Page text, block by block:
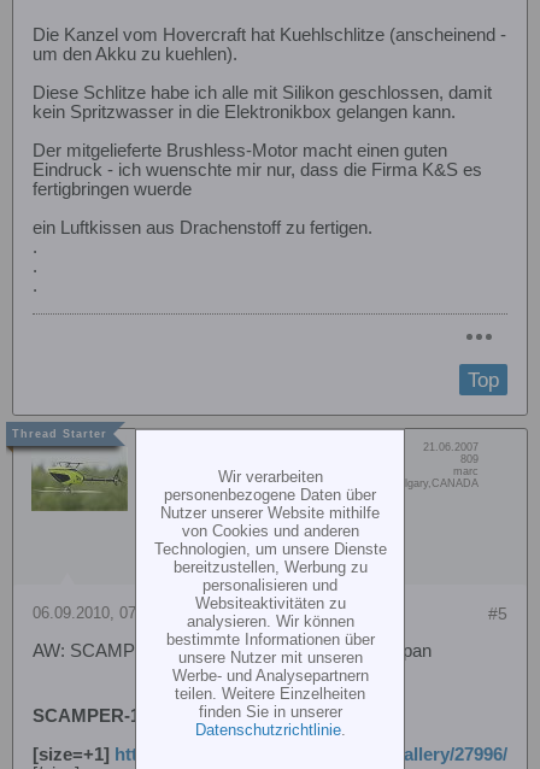
Die Kanzel vom Hovercraft hat Kuehlschlitze (anscheinend -
um den Akku zu kuehlen).
Diese Schlitze habe ich alle mit Silikon geschlossen, damit
kein Spritzwasser in die Elektronikbox gelangen kann.
Der mitgelieferte Brushless-Motor macht einen guten
Eindruck - ich wuenschte mir nur, dass die Firma K&S es
fertigbringen wuerde
ein Luftkissen aus Drachenstoff zu fertigen.
.
.
.
Top
21.06.2007
809
marc
Wohn/Flugort:
Calgary,CANADA
#5
06.09.2010, 07:39
AW: SCAMPER-1 Hovercraft von K&amp;S Japan
SCAMPER-1 Photogallerie:
[size=+1]
http://rc.runryder.com/helicopter/gallery/27996/
Wir verarbeiten
personenbezogene Daten über
Nutzer unserer Website mithilfe
von Cookies und anderen
Technologien, um unsere Dienste
bereitzustellen, Werbung zu
personalisieren und
Websiteaktivitäten zu
analysieren. Wir können
bestimmte Informationen über
unsere Nutzer mit unseren
Werbe- und Analysepartnern
teilen. Weitere Einzelheiten
finden Sie in unserer
Datenschutzrichtlinie.